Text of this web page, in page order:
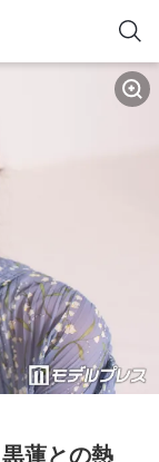
蓮との熱